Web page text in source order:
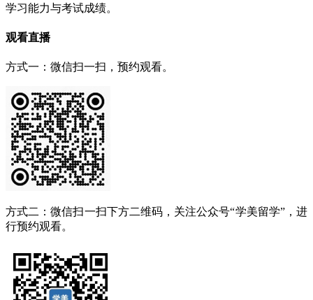
学习能力与考试成绩。
观看直播
方式一：微信扫一扫，预约观看。
方式二：微信扫一扫下方二维码，关注公众号“学美留学”，进
行预约观看。